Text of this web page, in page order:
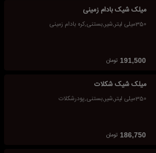
میلک شیک بادام زمینی
350میلی لیتر,شیر,بستنی,کره بادام زمینی
191,500 تومان
میلک شیک شکلات
350میلی لیتر,شیر,بستنی,پودرشکلات
186,750 تومان